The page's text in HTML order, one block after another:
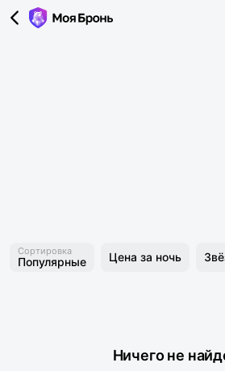
Сортировка
Популярные Цена за ночь
Ничего не